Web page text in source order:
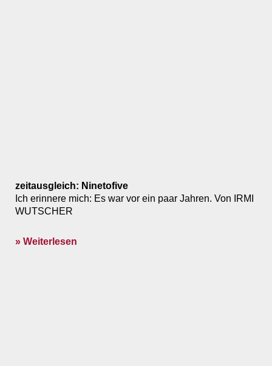
zeitausgleich: Ninetofive
Ich erinnere mich: Es war vor ein paar Jahren. Von IRMI
WUTSCHER
» Weiterlesen